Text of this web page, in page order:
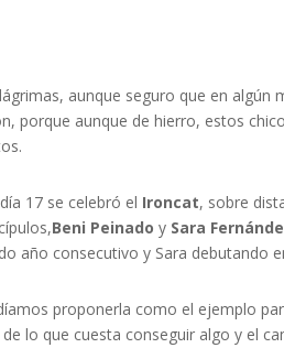
aunque seguro que en algún
porque aunque de hierro, estos
17 se celebró el Ironcat, sobre
Beni Peinado y Sara
año consecutivo y Sara debutando
proponerla como el ejemplo
lo que cuesta conseguir algo y el